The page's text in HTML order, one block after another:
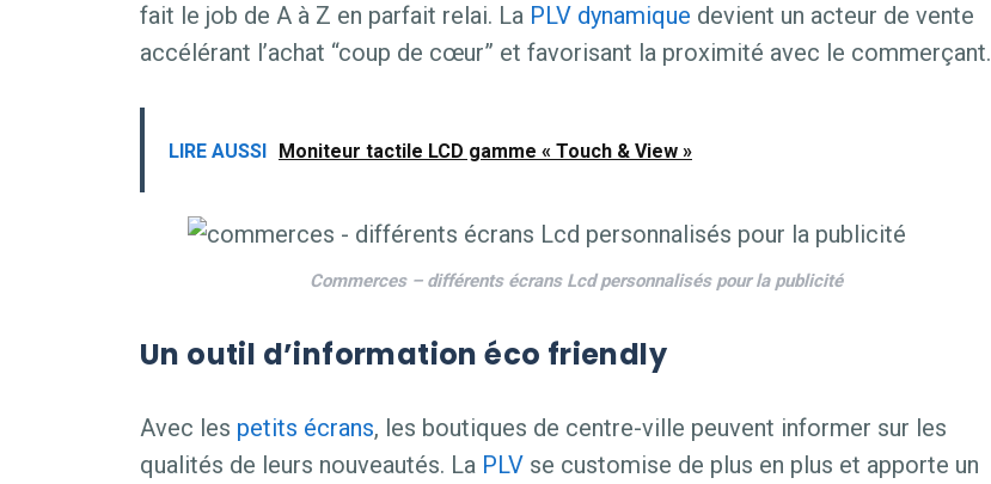
fait le job de A à Z en parfait relai. La PLV dynamique devient un acteur de vente
accélérant l’achat “coup de cœur” et favorisant la proximité avec le commerçant.
LIRE AUSSI Moniteur tactile LCD gamme « Touch & View »
Commerces – différents écrans Lcd personnalisés pour la publicité
Un outil d’information éco friendly
Avec les petits écrans, les boutiques de centre-ville peuvent informer sur les
qualités de leurs nouveautés. La PLV se customise de plus en plus et apporte un